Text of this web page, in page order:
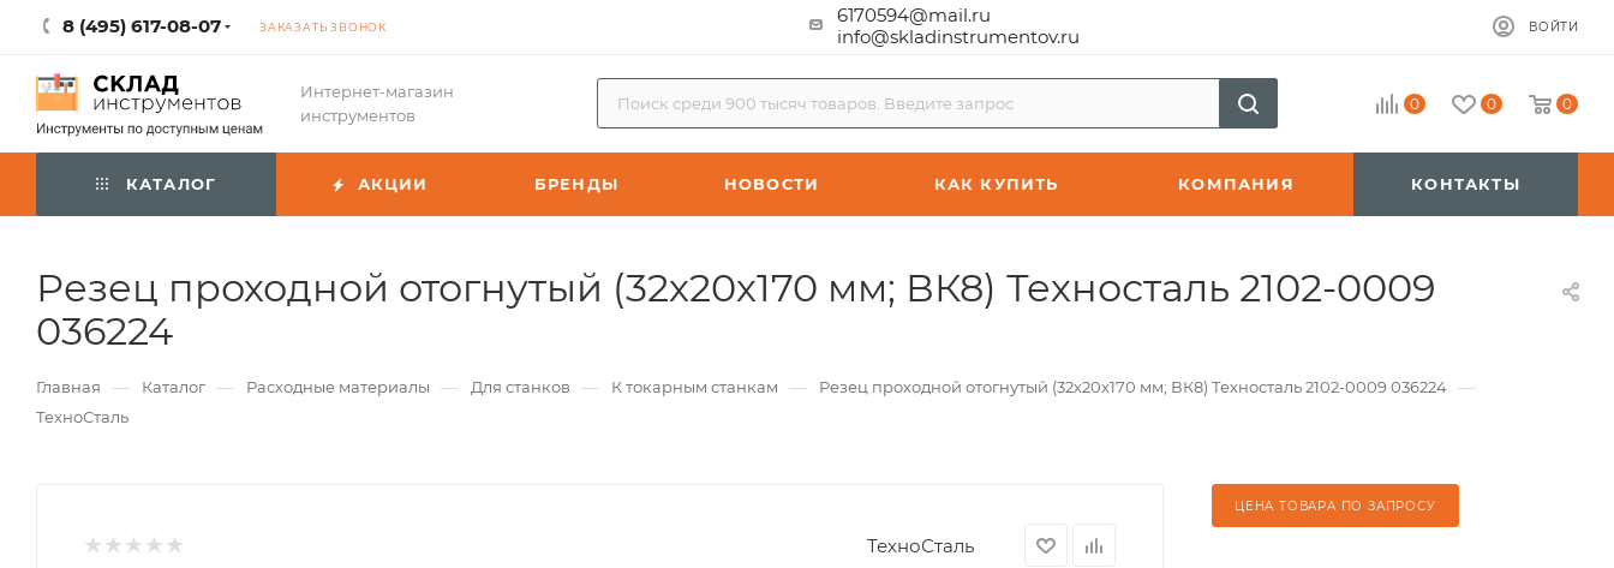
8 (495) 617-08-07 ЗАКАЗАТЬ ЗВОНОК
6170594@mail.ru
info@skladinstrumentov.ru
ВОЙТИ
Интернет-магазин
инструментов
0 0 0
КАТАЛОГ АКЦИИ БРЕНДЫ НОВОСТИ КАК КУПИТЬ КОМПАНИЯ КОНТАКТЫ
Резец проходной отогнутый (32х20х170 мм; ВК8) Техносталь 2102-0009
036224
Главная — Каталог — Расходные материалы — Для станков — К токарным станкам — Резец проходной отогнутый (32х20х170 мм; ВК8) Техносталь 2102-0009 036224 —
ТехноСталь
ТехноСталь
ЦЕНА ТОВАРА ПО ЗАПРОСУ